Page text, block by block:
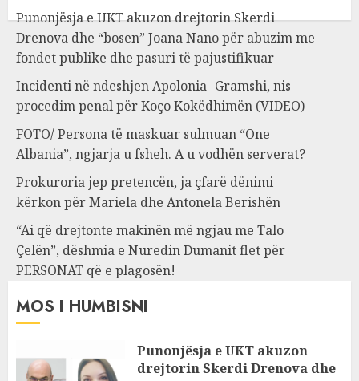
Punonjësja e UKT akuzon drejtorin Skerdi
Drenova dhe “bosen” Joana Nano për abuzim me
fondet publike dhe pasuri të pajustifikuar
Incidenti në ndeshjen Apolonia- Gramshi, nis
procedim penal për Koço Kokëdhimën (VIDEO)
FOTO/ Persona të maskuar sulmuan “One
Albania”, ngjarja u fsheh. A u vodhën serverat?
Prokuroria jep pretencën, ja çfarë dënimi
kërkon për Mariela dhe Antonela Berishën
“Ai që drejtonte makinën më ngjau me Talo
Çelën”, dëshmia e Nuredin Dumanit flet për
PERSONAT që e plagosën!
MOS I HUMBISNI
Punonjësja e UKT akuzon
drejtorin Skerdi Drenova dhe